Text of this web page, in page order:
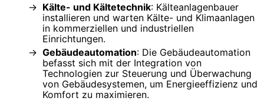
Kälte- und Kältetechnik: Kälteanlagenbauer
installieren und warten Kälte- und Klimaanlagen
in kommerziellen und industriellen
Einrichtungen.
Gebäudeautomation: Die Gebäudeautomation
befasst sich mit der Integration von
Technologien zur Steuerung und Überwachung
von Gebäudesystemen, um Energieeffizienz und
Komfort zu maximieren.